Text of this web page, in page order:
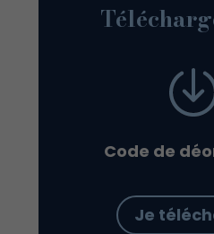
Code de
Je